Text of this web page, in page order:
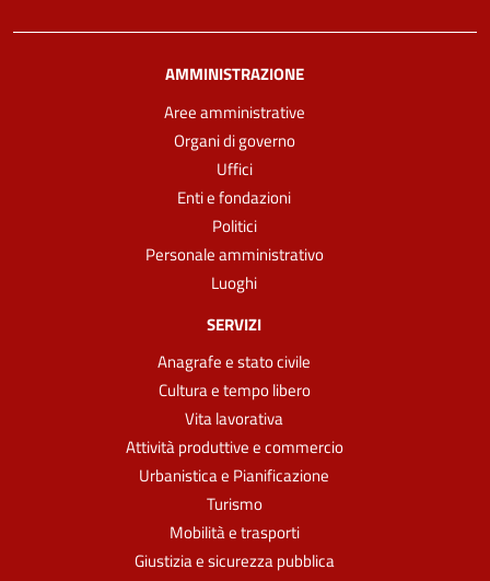
AMMINISTRAZIONE
Aree amministrative
Organi di governo
Uffici
Enti e fondazioni
Politici
Personale amministrativo
Luoghi
SERVIZI
Anagrafe e stato civile
Cultura e tempo libero
Vita lavorativa
Attività produttive e commercio
Urbanistica e Pianificazione
Turismo
Mobilità e trasporti
Giustizia e sicurezza pubblica